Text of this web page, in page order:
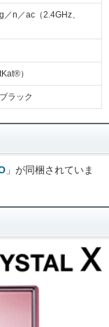
／n／ac（2.4GHz、
）
ラック
」が同梱されていま